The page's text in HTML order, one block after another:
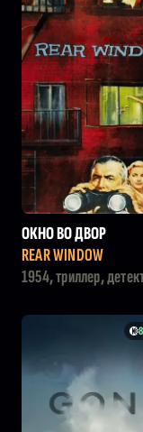
ОКНО ВО ДВОР
REAR WINDOW
1954, триллер,